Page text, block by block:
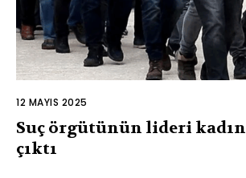
12 MAYIS 2025
Suç örgütünün lideri kadın
çıktı